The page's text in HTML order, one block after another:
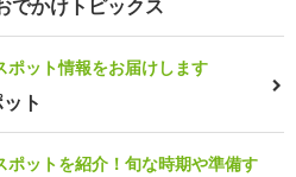
でかけトピックス
ポット情報をお届けします
ト
ットを紹介！旬な時期や準備す